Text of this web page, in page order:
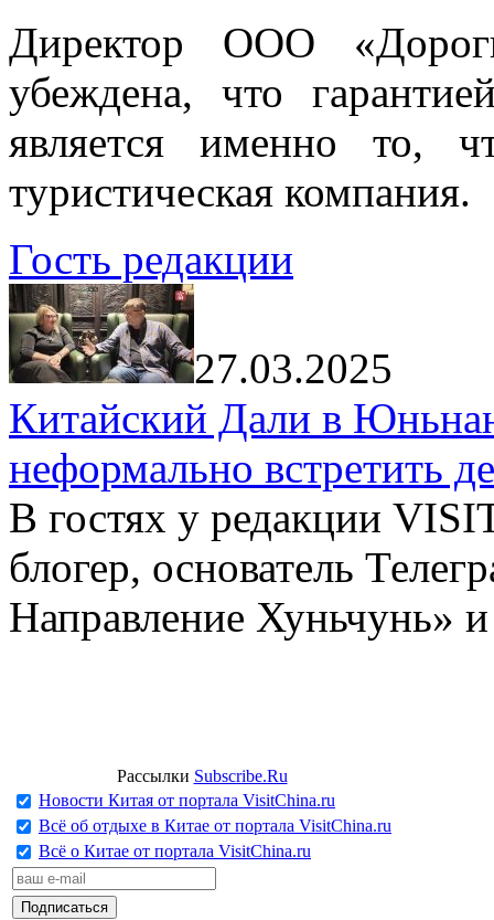
Директор ООО
убеждена, что
является именно то,
туристическая компания.
Гость редакции
27.03.2025
Китайский Дали в
неформально встретить
В гостях у редакции
блогер, основатель
Направление Хуньчунь»
Рассылки Subscribe.Ru
Новости Китая от портала VisitChina.ru
Всё об отдыхе в Китае от портала VisitChina.ru
Всё о Китае от портала VisitChina.ru